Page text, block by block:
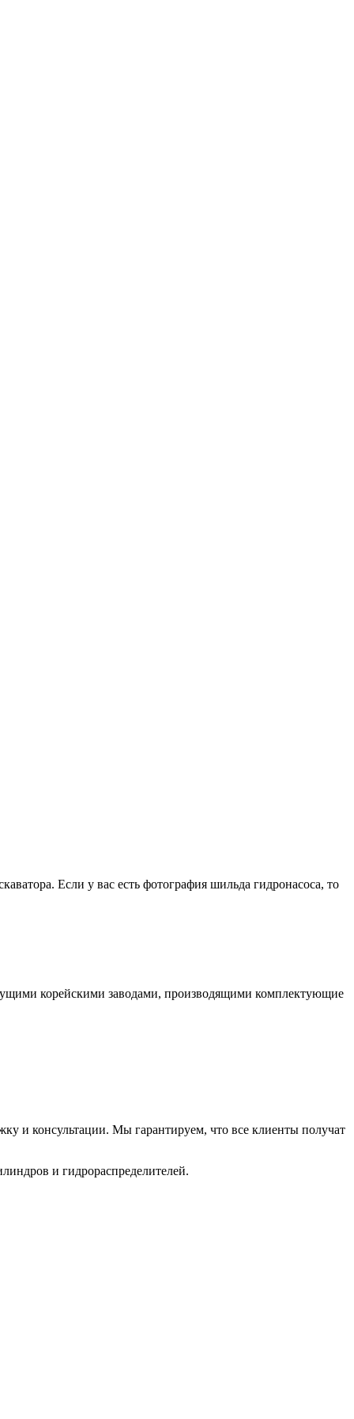
Если у вас есть фотография шильда гидронасоса, то
корейскими заводами, производящими комплектующие
и консультации. Мы гарантируем, что все клиенты получат
и гидрораспределителей.